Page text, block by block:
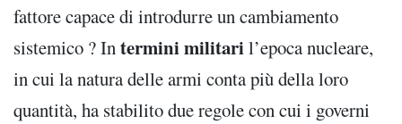
fattore capace di introdurre un cambiamento
sistemico ? Intermini militaril’epoca nucleare,
in cui la natura delle armi conta più della loro
quantità, ha stabilito due regole con cui i governi